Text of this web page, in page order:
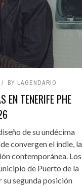
BY LAGENDARIO
EN TENERIFE PHE
de su undécima
convergen el indie, la
contemporánea. Los
de Puerto de la
su segunda posición